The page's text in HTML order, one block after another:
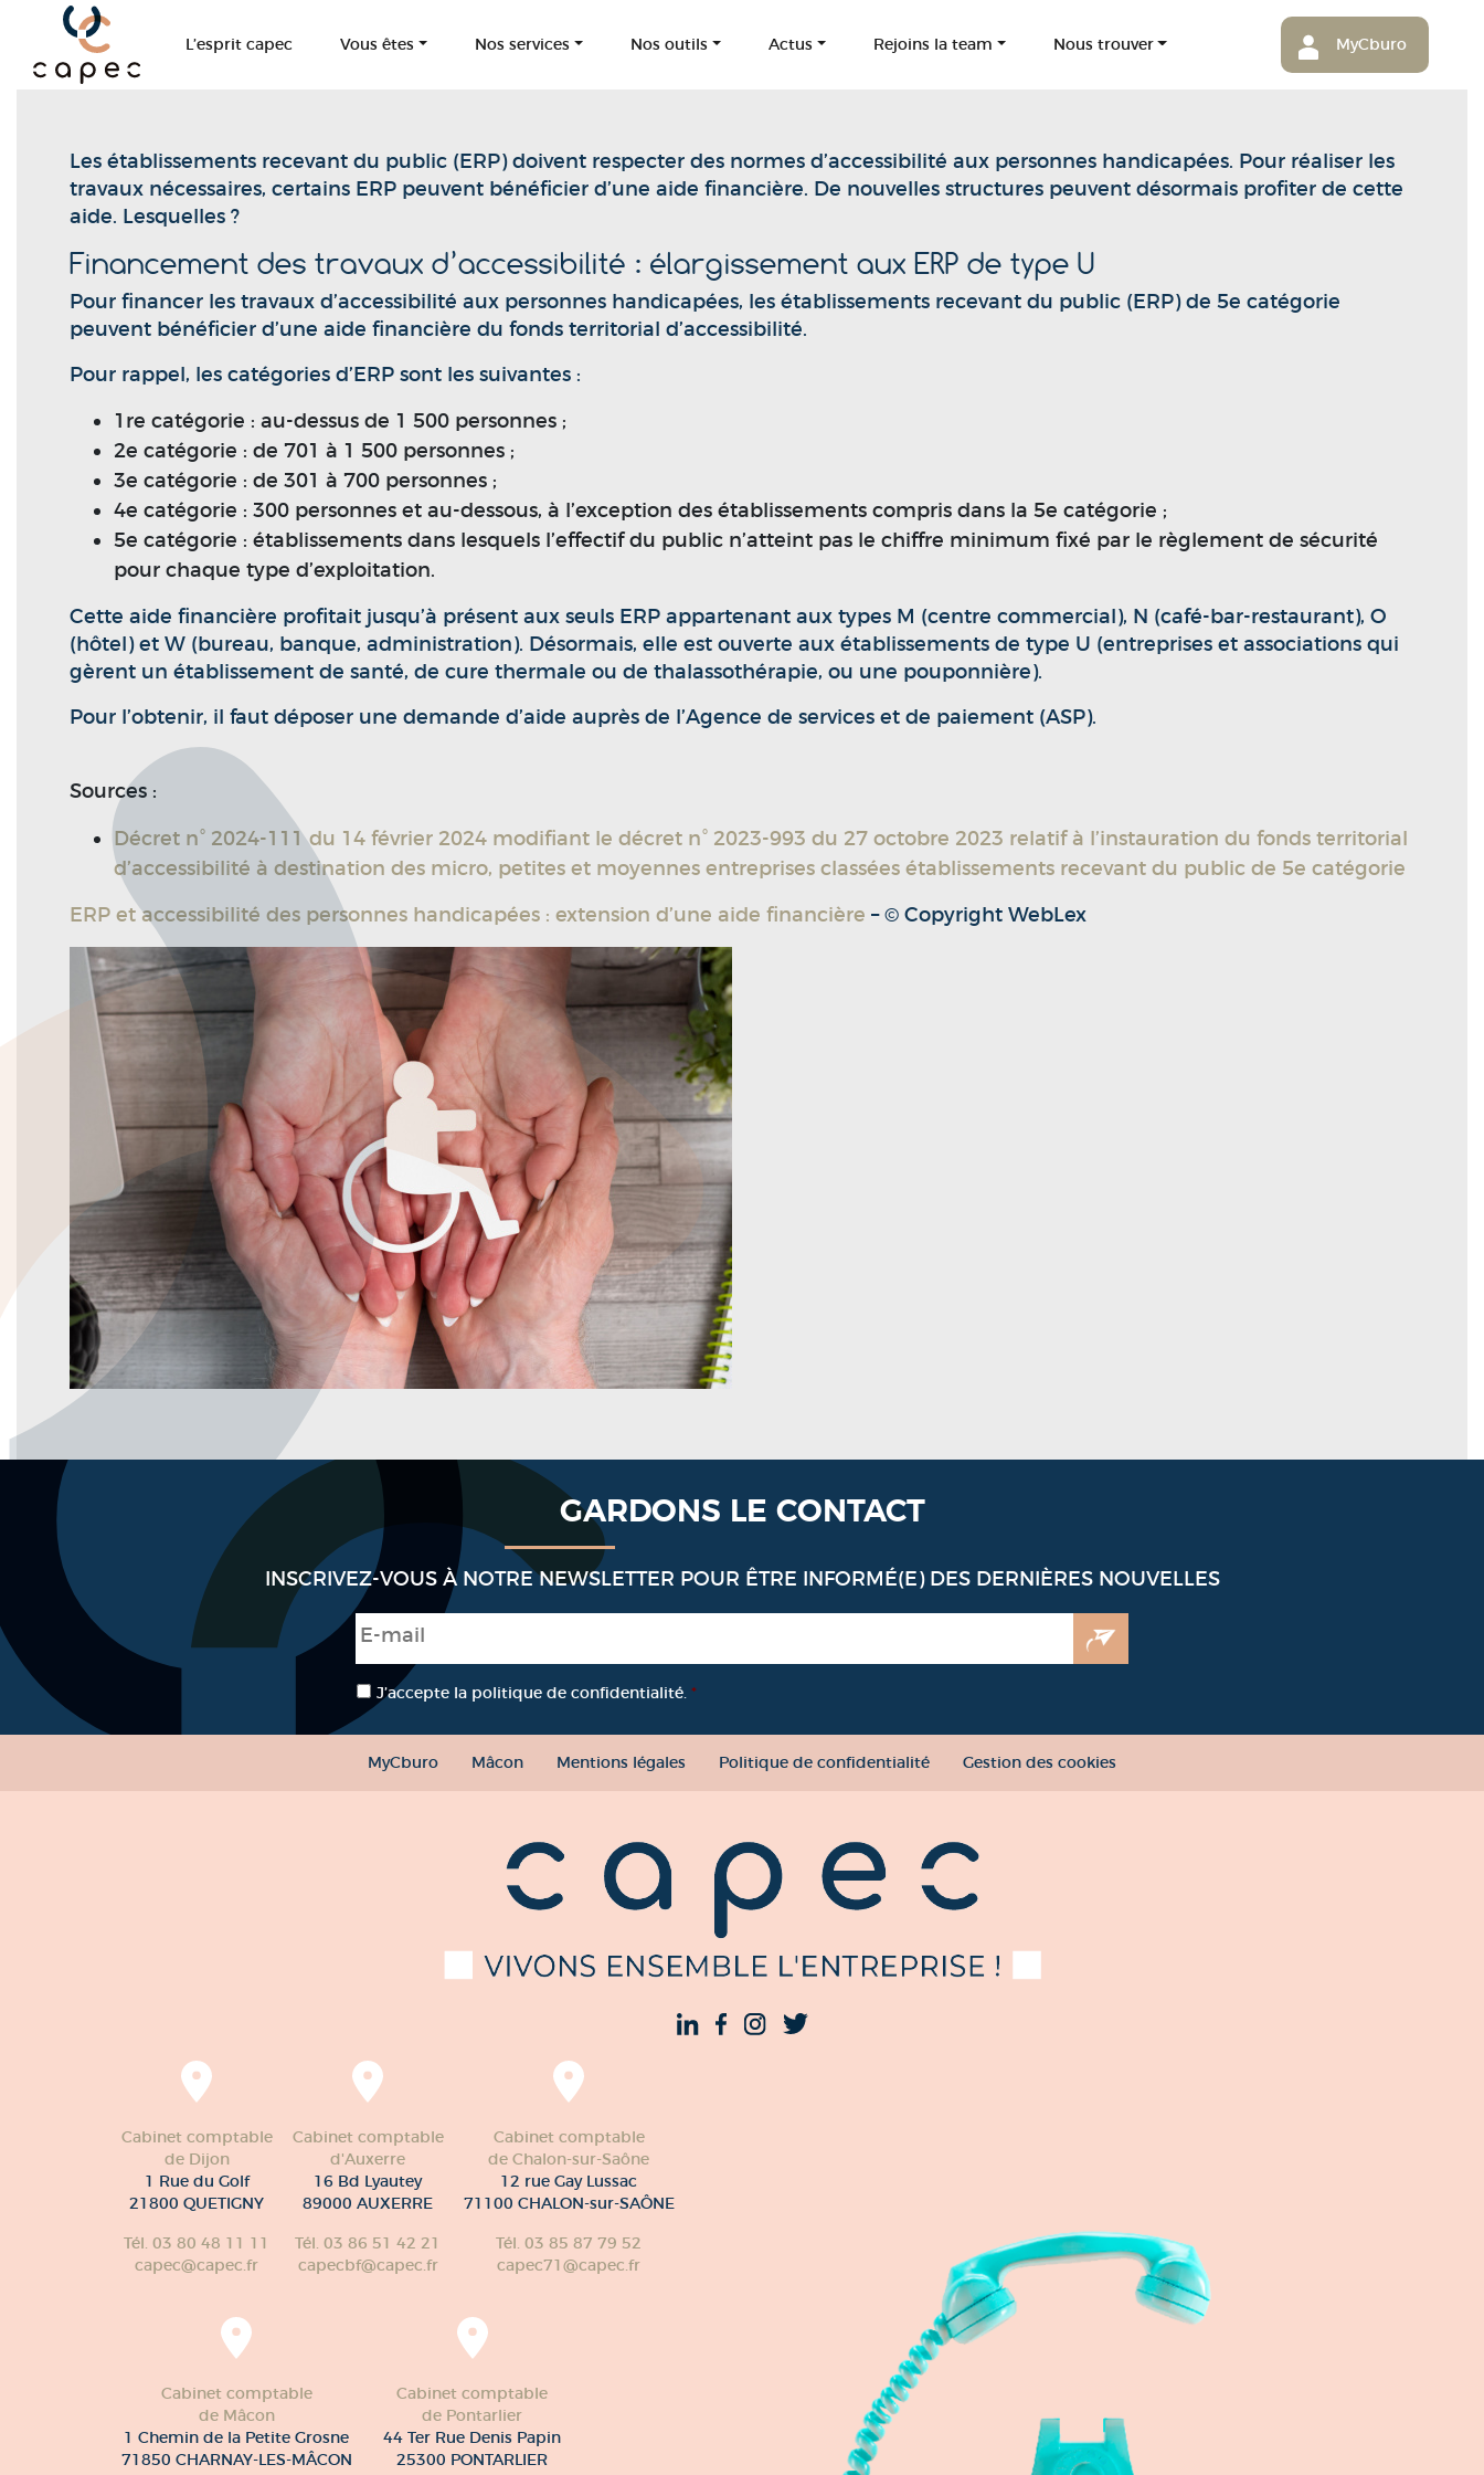
Panneau de gestion des cookies
L’esprit capec Vous êtes Nos services Nos outils Actus Rejoins la team Nous trouver MyCburo
Les établissements recevant du public (ERP) doivent respecter des normes d’accessibilité aux personnes handicapées. Pour réaliser les
travaux nécessaires, certains ERP peuvent bénéficier d’une aide financière. De nouvelles structures peuvent désormais profiter de cette
aide. Lesquelles ?
Financement des travaux d’accessibilité : élargissement aux ERP de type U
Pour financer les travaux d’accessibilité aux personnes handicapées, les établissements recevant du public (ERP) de 5e catégorie
peuvent bénéficier d’une aide financière du fonds territorial d’accessibilité.
Pour rappel, les catégories d’ERP sont les suivantes :
1re catégorie : au-dessus de 1 500 personnes ;
2e catégorie : de 701 à 1 500 personnes ;
3e catégorie : de 301 à 700 personnes ;
4e catégorie : 300 personnes et au-dessous, à l’exception des établissements compris dans la 5e catégorie ;
5e catégorie : établissements dans lesquels l’effectif du public n’atteint pas le chiffre minimum fixé par le règlement de sécurité
pour chaque type d’exploitation.
Cette aide financière profitait jusqu’à présent aux seuls ERP appartenant aux types M (centre commercial), N (café-bar-restaurant), O
(hôtel) et W (bureau, banque, administration). Désormais, elle est ouverte aux établissements de type U (entreprises et associations qui
gèrent un établissement de santé, de cure thermale ou de thalassothérapie, ou une pouponnière).
Pour l’obtenir, il faut déposer une demande d’aide auprès de l’Agence de services et de paiement (ASP).
Sources :
Décret n° 2024-111 du 14 février 2024 modifiant le décret n° 2023-993 du 27 octobre 2023 relatif à l’instauration du fonds territorial
d’accessibilité à destination des micro, petites et moyennes entreprises classées établissements recevant du public de 5e catégorie
ERP et accessibilité des personnes handicapées : extension d’une aide financière – © Copyright WebLex
GARDONS LE CONTACT
INSCRIVEZ-VOUS À NOTRE NEWSLETTER POUR ÊTRE INFORMÉ(E) DES DERNIÈRES NOUVELLES
E-mail
RGPD *
J’accepte la politique de confidentialité. *
MyCburo Mâcon Mentions légales Politique de confidentialité Gestion des cookies
Cabinet comptable
de Dijon
1 Rue du Golf
21800 QUETIGNY
Tél. 03 80 48 11 11
capec@capec.fr
Cabinet comptable
d'Auxerre
16 Bd Lyautey
89000 AUXERRE
Tél. 03 86 51 42 21
capecbf@capec.fr
Cabinet comptable
de Chalon-sur-Saône
12 rue Gay Lussac
71100 CHALON-sur-SAÔNE
Tél. 03 85 87 79 52
capec71@capec.fr
Cabinet comptable
de Mâcon
1 Chemin de la Petite Grosne
71850 CHARNAY-LES-MÂCON
Cabinet comptable
de Pontarlier
44 Ter Rue Denis Papin
25300 PONTARLIER